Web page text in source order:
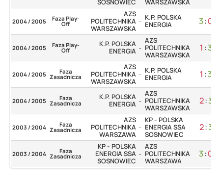
SOSNOWIEC
WARSZAWSKA
2004 / 2005 Faza Play-
Off
AZS
POLITECHNIKA
WARSZAWSKA
- K.P. POLSKA
ENERGIA
3:0
2004 / 2005 Faza Play-
Off
K.P. POLSKA
ENERGIA -
AZS
POLITECHNIKA
WARSZAWSKA
1 :3
2004 / 2005 Faza
Zasadnicza
AZS
POLITECHNIKA
WARSZAWSKA
- K.P. POLSKA
ENERGIA
1 :3
2004 / 2005 Faza
Zasadnicza
K.P. POLSKA
ENERGIA -
AZS
POLITECHNIKA
WARSZAWSKA
2:3
2003 / 2004 Faza
Zasadnicza
AZS
POLITECHNIKA
WARSZAWA
-
KP - POLSKA
ENERGIA SSA
SOSNOWIEC
2:3
2003 / 2004 Faza
Zasadnicza
KP - POLSKA
ENERGIA SSA
SOSNOWIEC
-
AZS
POLITECHNIKA
WARSZAWA
3:0